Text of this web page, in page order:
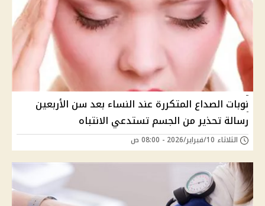
نوبات الصداع المتكررة عند النساء بعد سن الأربعين
رسالة تحذير من الجسم تستدعي الانتباه
الثلاثاء 10/فبراير/2026 - 08:00 ص